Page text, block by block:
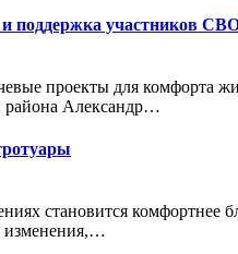
поддержка участников
проекты для комфорта
района Александр…
становится комфортнее
изменения,…